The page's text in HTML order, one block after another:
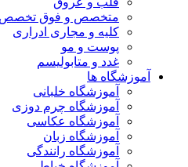
متخصص و فوق تخصص
کلیه و مجاری ادراری
پوست و مو
غدد و متابولیسم
ها
آموزشگاه خلبانی
آموزشگاه چرم دوزی
آموزشگاه عکاسی
آموزشگاه زبان
آموزشگاه رانندگی